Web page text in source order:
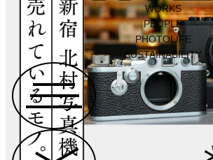
WORKS
PEOPLE
PHOTOLIFE
SUSTAINABILITY